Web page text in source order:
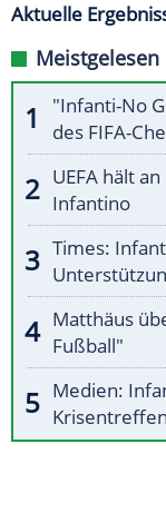
Aktuelle
Meistgelesen
"Infanti-No
des FIFA-
UEFA hält
Infantino
Times:
Matthäus
Fußball"
Medien:
Krisentreffen